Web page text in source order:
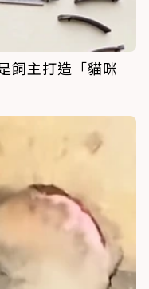
飼主打造「貓咪